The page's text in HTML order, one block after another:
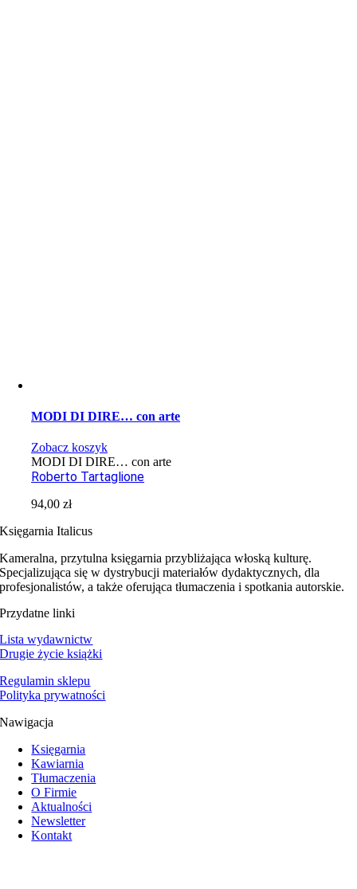
MODI DI DIRE… con arte
Zobacz koszyk
MODI DI DIRE… con arte
Roberto Tartaglione
94,00zł
Księgarnia Italicus
Kameralna, przytulna księgarnia przybliżająca włoską kulturę.
Specjalizująca się w dystrybucji materiałów dydaktycznych, dla
profesjonalistów, a także oferująca tłumaczenia i spotkania autorskie.
Przydatne linki
Lista wydawnictw
Drugie życie książki
Regulamin sklepu
Polityka prywatności
Nawigacja
Księgarnia
Kawiarnia
Tłumaczenia
O Firmie
Aktualności
Newsletter
Kontakt